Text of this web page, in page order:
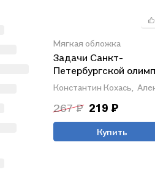
Мягкая обложка
Задачи Санкт-
Петербургской
школьников по
Константин Кохась,
267 ₽ 219 ₽
Купить